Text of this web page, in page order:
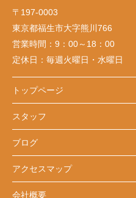
〒197-0003
東京都福生市大字熊川766
営業時間： 9：00～18：00
定休日： 毎週火曜日・水曜日
トップページ
スタッフ
ブログ
アクセスマップ
会社概要